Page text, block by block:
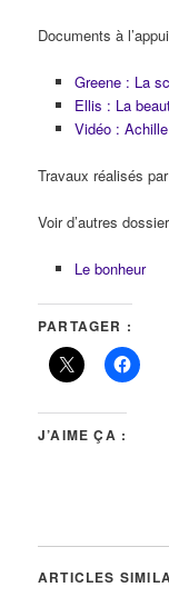
Documents à
Greene : La
Ellis : La
Vidéo :
Travaux réalisés
Voir d’autres
Le bonheur
PARTAGER :
J’AIME ÇA :
ARTICLES